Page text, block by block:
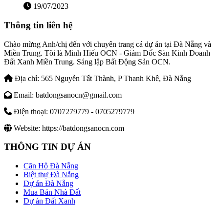
19/07/2023
Thông tin liên hệ
Chào mừng Anh/chị đến với chuyên trang cá dự án tại Đà Nẵng và
Miền Trung. Tôi là Minh Hiếu OCN - Giám Đốc Sàn Kinh Doanh
Đất Xanh Miền Trung. Sáng lập Bất Động Sản OCN.
Địa chỉ: 565 Nguyễn Tất Thành, P Thanh Khê, Đà Nẵng
Email: batdongsanocn@gmail.com
Điện thoại: 0707279779 - 0705279779
Website: https://batdongsanocn.com
THÔNG TIN DỰ ÁN
Căn Hộ Đà Nẵng
Biệt thự Đà Nẵng
Dự án Đà Nẵng
Mua Bán Nhà Đất
Dự án Đất Xanh